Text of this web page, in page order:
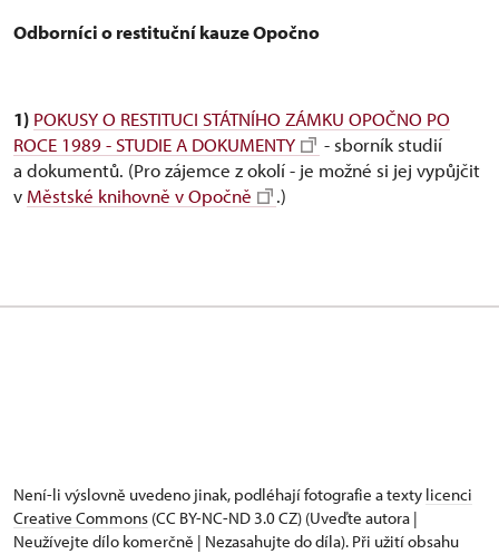
Odborníci o restituční kauze Opočno
1) POKUSY O RESTITUCI STÁTNÍHO ZÁMKU OPOČNO PO
ROCE 1989 - STUDIE A DOKUMENTY
- sborník studií
a dokumentů. (Pro zájemce z okolí - je možné si jej vypůjčit
v Městské knihovně v Opočně .)
Není-li výslovně uvedeno jinak, podléhají fotografie a texty licenci
Creative Commons (CC BY-NC-ND 3.0 CZ) (Uveďte autora |
Neužívejte dílo komerčně | Nezasahujte do díla). Při užití obsahu